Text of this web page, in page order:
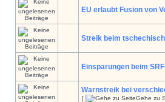
EU erlaubt Fusion von
Streik beim
Einsparungen beim SRF
Warnstreik bei
[ Gehe zu